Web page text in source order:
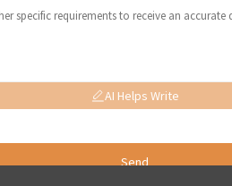
AI Helps Write
Send